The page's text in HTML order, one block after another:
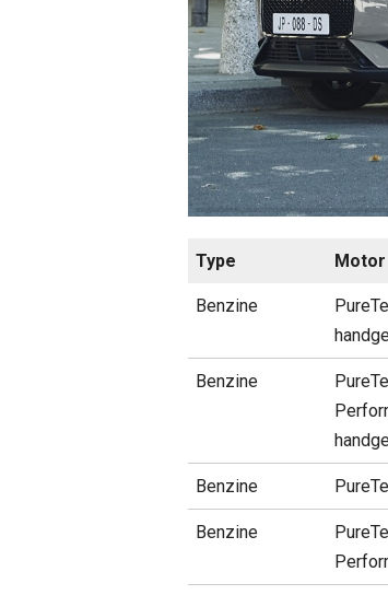
Type Motor
Benzine
Benzine
Benzine
Benzine